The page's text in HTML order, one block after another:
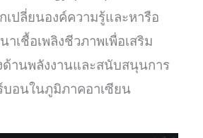
เปลี่ยนองค์ความรู้และหารือ
เชื้อเพลิงชีวภาพเพื่อเสริม
ด้านพลังงานและสนับสนุนการ
บอนในภูมิภาคอาเซียน